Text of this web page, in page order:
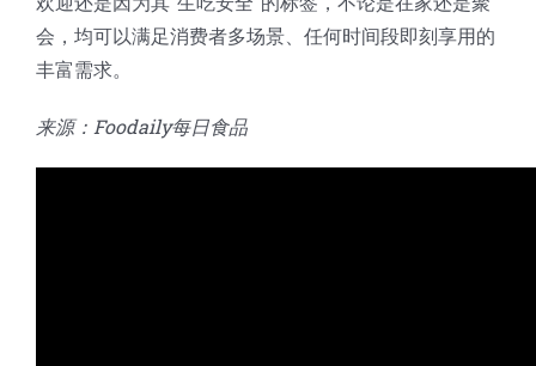
会，均可以满足消费者多场景、任何时间段即刻享用的
丰富需求。
来源：Foodaily每日食品